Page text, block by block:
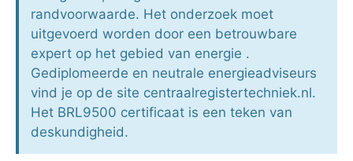
randvoorwaarde. Het onderzoek moet
uitgevoerd worden door een betrouwbare
expert op het gebied van energie .
Gediplomeerde en neutrale energieadviseurs
vind je op de site centraalregistertechniek.nl.
Het BRL9500 certificaat is een teken van
deskundigheid.